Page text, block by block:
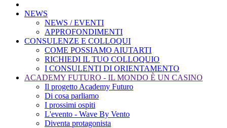
NEWS
NEWS / EVENTI
APPROFONDIMENTI
CONSULENZE E COLLOQUI
COME POSSIAMO AIUTARTI
RICHIEDI IL TUO COLLOQUIO
I CONSULENTI DI ORIENTAMENTO
ACADEMY FUTURO - IL MONDO È UN CASINO
Il progetto Academy Futuro
Di cosa parliamo
I prossimi ospiti
L'evento - Wave By Vento
Diventa protagonista